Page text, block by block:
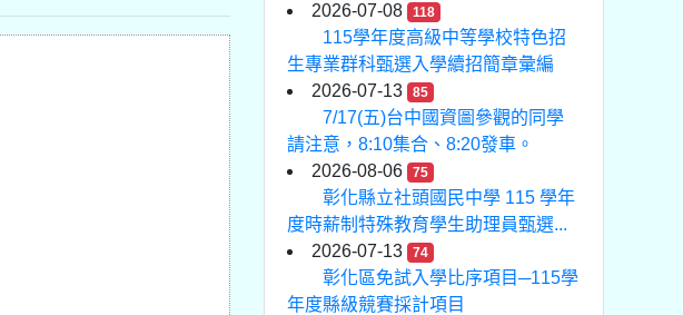
2026-07-08
118
115學年度高級中等學校特色招
生專業群科甄選入學續招簡章彙編
2026-07-13
85
7/17(五)台中國資圖參觀的同學
請注意，8:10集合、8:20發車。
2026-08-06
75
彰化縣立社頭國民中學 115 學年
度時薪制特殊教育學生助理員甄選...
2026-07-13
74
彰化區免試入學比序項目─115學
年度縣級競賽採計項目